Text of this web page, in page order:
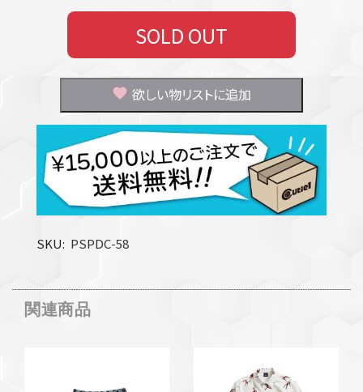
SOLD OUT
欲しい物リストに追加
SKU PSPDC-58
関連商品